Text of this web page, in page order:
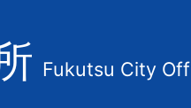
Fukutsu City